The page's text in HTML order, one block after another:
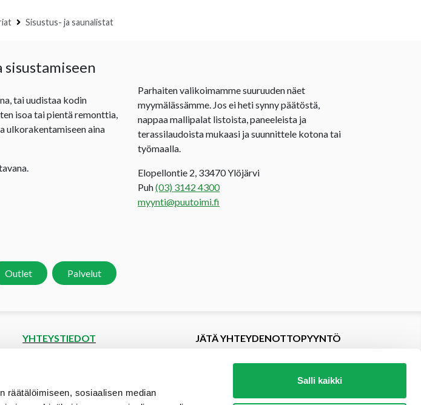
räätälöimiseen, sosiaalisen median
Salli kaikki
Sisustus- ja saunalistat
tai uudistaa kodin
isoa tai pientä remonttia,
ulkorakentamiseen aina
Outlet Palvelut
Parhaiten valikoimamme suuruuden näet
myymälässämme. Jos ei heti synny päätöstä,
nappaa mallipalat listoista, paneeleista ja
terassilaudoista mukaasi ja suunnittele kotona tai
työmaalla.
Elopellontie 2, 33470 Ylöjärvi
Puh(03) 3142 4300
myynti@puutoimi.fi
YHTEYSTIEDOT
Elopellontie 2, 33470 Ylöjärvi
Puh (03) 3142 4300 (vaihde)
JÄTÄ YHTEYDENOTTOPYYNTÖ